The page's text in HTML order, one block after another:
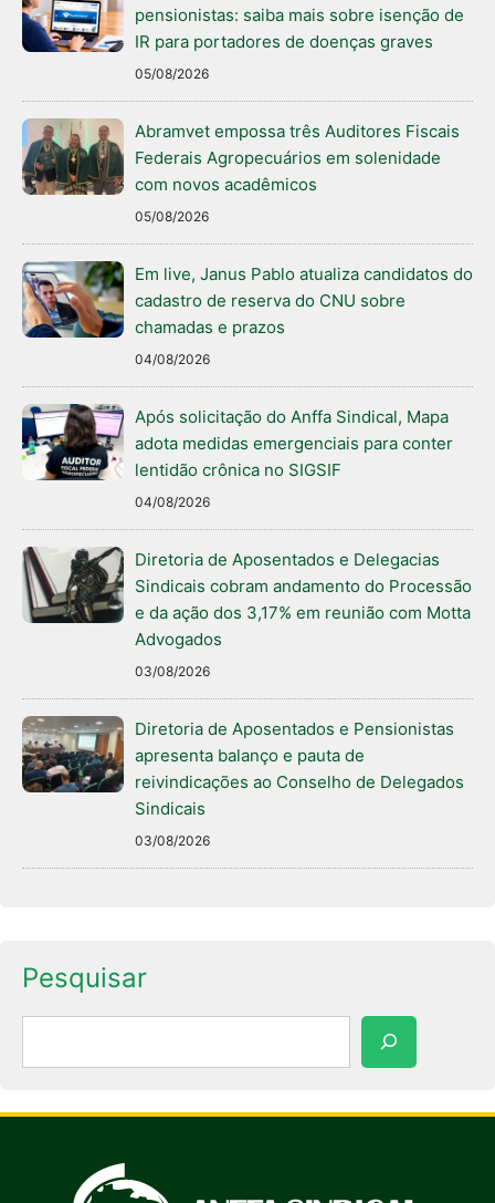
pensionistas: saiba mais sobre isenção de
IR para portadores de doenças graves
05/08/2026
Abramvet empossa três Auditores Fiscais
Federais Agropecuários em solenidade
com novos acadêmicos
05/08/2026
Em live, Janus Pablo atualiza candidatos do
cadastro de reserva do CNU sobre
chamadas e prazos
04/08/2026
Após solicitação do Anffa Sindical, Mapa
adota medidas emergenciais para conter
lentidão crônica no SIGSIF
04/08/2026
Diretoria de Aposentados e Delegacias
Sindicais cobram andamento do Processão
e da ação dos 3,17% em reunião com Motta
Advogados
03/08/2026
Diretoria de Aposentados e Pensionistas
apresenta balanço e pauta de
reivindicações ao Conselho de Delegados
Sindicais
03/08/2026
Pesquisar